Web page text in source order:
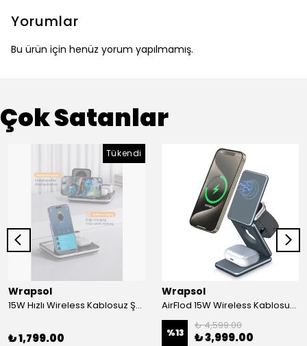
Yorumlar
Bu ürün için henüz yorum yapılmamış.
Çok Satanlar
Tükendi
Wrapsol
15W Hızlı Wireless Kablosuz Şarj Standı 4 in 1 Masaüstü İstasyon -iPhone-android-watch-airpods Uyumlu
₺ 1,799.00
Wrapsol
AirFlod 15W Wireless Kablosuz Şarj Standı Alüminyum Katlanabilir 3in1 iPhone-android-watch-airpods
%13
₺ 4,599.00
₺ 3,999.00